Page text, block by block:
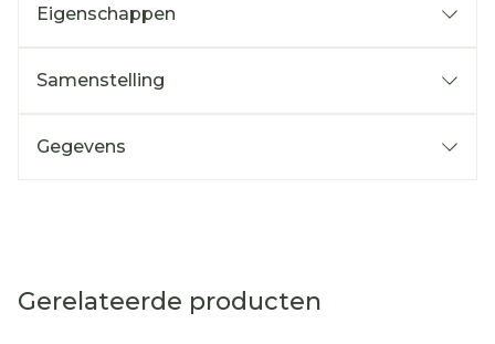
Eigenschappen
Samenstelling
Gegevens
Gerelateerde producten